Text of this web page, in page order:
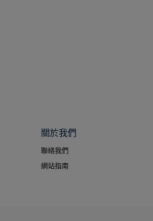
關於我們
聯絡我們
網站指南